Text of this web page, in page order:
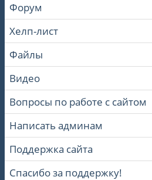
Форум
Хелп-лист
Файлы
Видео
Вопросы по работе с сайтом
Написать админам
Поддержка сайта
Спасибо за поддержку!